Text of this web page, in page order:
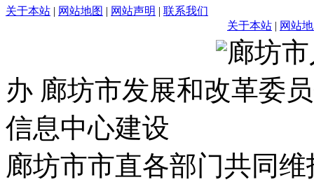
关于本站 | 网站地图 | 网站声明 | 联系我们
关于本站 | 网站
廊坊
办 廊坊市发展和改革委
信息中心建设
廊坊市市直各部门共同